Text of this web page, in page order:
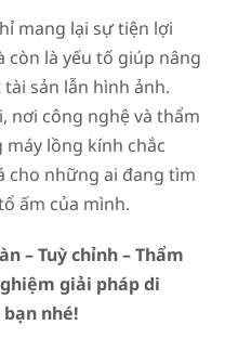
mang lại sự tiện lợi
là yếu tố giúp nâng
sản lẫn hình ảnh.
nơi công nghệ và thẩm
lồng kính chắc
cho những ai đang tìm
ấm của mình.
– Tuỳ chỉnh – Thẩm
giải pháp di
bạn nhé!